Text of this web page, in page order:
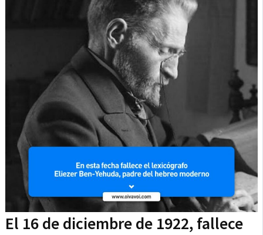
El 16 de diciembre de 1922, fallece